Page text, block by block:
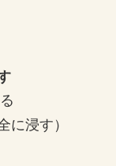
に浸す）